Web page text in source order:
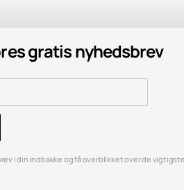
gratis nyhedsbrev
i din indbakke og få overblikket over de